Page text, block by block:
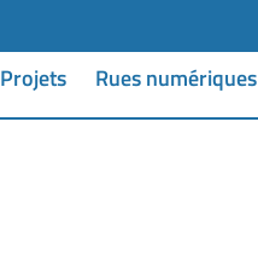
Projets Rues numériques